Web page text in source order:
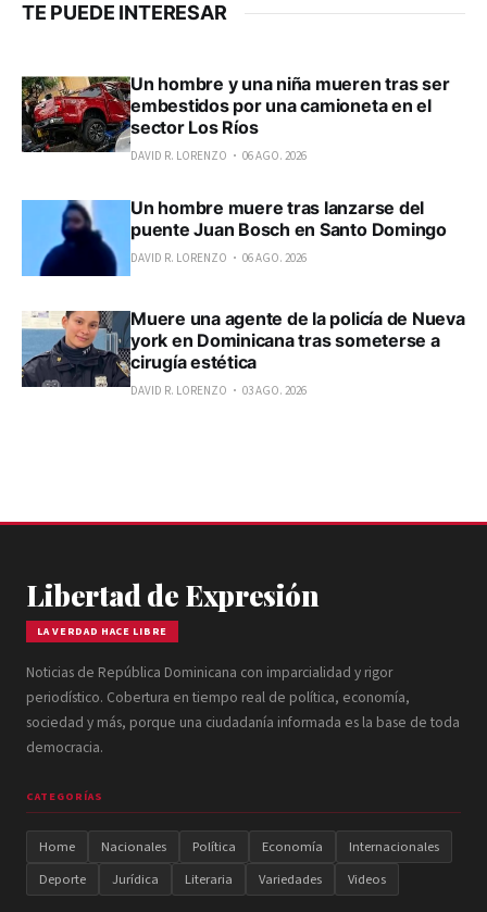
TE PUEDE INTERESAR
Un hombre y una niña mueren tras ser
embestidos por una camioneta en el
sector Los Ríos
DAVID R. LORENZO 06 AGO. 2026
Un hombre muere tras lanzarse del
puente Juan Bosch en Santo Domingo
DAVID R. LORENZO 06 AGO. 2026
Muere una agente de la policía de Nueva
york en Dominicana tras someterse a
cirugía estética
DAVID R. LORENZO 03 AGO. 2026
Libertad de Expresión
LA VERDAD HACE LIBRE
Noticias de República Dominicana con imparcialidad y rigor
periodístico. Cobertura en tiempo real de política, economía,
sociedad y más, porque una ciudadanía informada es la base de toda
democracia.
CATEGORÍAS
Home Nacionales Política Economía
Internacionales
Deporte
Jurídica Literaria Variedades Videos